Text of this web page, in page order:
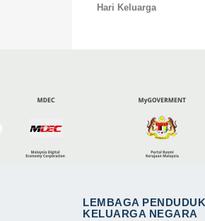
Hari Keluarga
LEMBAGA
KELUARGA NEGARA